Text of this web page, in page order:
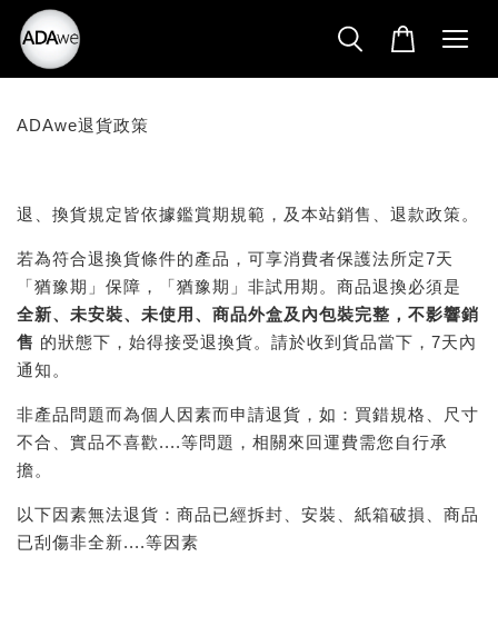
ADAwe退貨政策
退、換貨規定皆依據鑑賞期規範，及本站銷售、退款政策。
若為符合退換貨條件的產品，可享消費者保護法所定7天
「猶豫期」保障，「猶豫期」非試用期。商品退換必須是
全新、未安裝、未使用、商品外盒及內包裝完整，不影響銷
售 的狀態下，始得接受退換貨。請於收到貨品當下，7天內
通知。
非產品問題而為個人因素而申請退貨，如：買錯規格、尺寸
不合、實品不喜歡....等問題，相關來回運費需您自行承
擔。
以下因素無法退貨：商品已經拆封、安裝、紙箱破損、商品
已刮傷非全新....等因素